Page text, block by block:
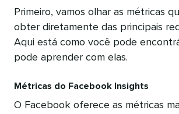
Primeiro, vamos olhar as métricas
obter diretamente das principais
Aqui está como você pode
pode aprender com elas.
Métricas do Facebook Insights
O Facebook oferece as métricas